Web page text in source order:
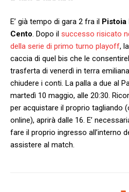
E’ già tempo di gara 2 fra il Pistoia
Cento. Dopo il successo risicato
della serie di primo turno playoff,
caccia di quel bis che le
trasferta di venerdì in terra
chiudere i conti. La palla a due al
martedì 10 maggio, alle 20:30.
per acquistare il proprio tagliando
online), aprirà dalle 16. E’
fare il proprio ingresso all’interno
assistere al match.